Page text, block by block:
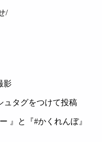
/
影
ュタグをつけて投稿
』と『#かくれんぼ』